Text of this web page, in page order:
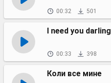
00:32 501
I need you darling
00:33 398
Коли все мине